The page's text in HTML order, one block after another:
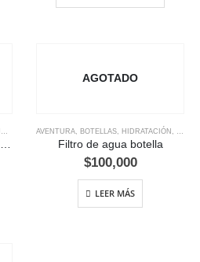
AGOTADO
AVENTURA BOTELLAS HIDRATACIÓN
Filtro de agua botella
$100,000
LEER MÁS